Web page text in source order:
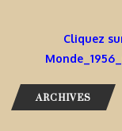
Cliquez
ARCHIVES